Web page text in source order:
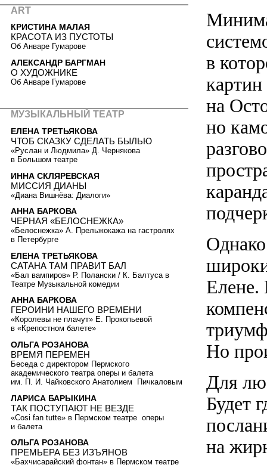
в
на
но
Елене.
Но
Для
Будет
на
ART
КРИСТИНА МАЛАЯ
КРАСОТА ИЗ ПУСТОТЫ
Об Анваре Гумарове
АЛЕКСАНДР БАРГМАН
О ХУДОЖНИКЕ
Об Анваре Гумарове
МУЗЫКАЛЬНЫЙ ТЕАТР
ЕЛЕНА ТРЕТЬЯКОВА
ЧТОБ СКАЗКУ СДЕЛАТЬ БЫЛЬЮ
«Руслан и Людмила» Д. Чернякова
в Большом театре
ИННА СКЛЯРЕВСКАЯ
МИССИЯ ДИАНЫ
«Диана Вишнёва: Диалоги»
АННА БАРКОВА
ЧЕРНАЯ «БЕЛОСНЕЖКА»
«Белоснежка» А. Прельжокажа на гастролях
в Петербурге
ЕЛЕНА ТРЕТЬЯКОВА
САТАНА ТАМ ПРАВИТ БАЛ
«Бал вампиров» Р. Полански / К. Балтуса в
Театре Музыкальной комедии
АННА БАРКОВА
ГЕРОИНИ НАШЕГО ВРЕМЕНИ
«Королевы не плачут» Е. Прокопьевой
в «Крепостном балете»
ОЛЬГА РОЗАНОВА
ВРЕМЯ ПЕРЕМЕН
Беседа с директором Пермского
академического театра оперы и балета
им. П. И. Чайковского Анатолием Пичкаловым
ЛАРИСА БАРЫКИНА
ТАК ПОСТУПАЮТ НЕ ВЕЗДЕ
«Cosi fan tutte» в Пермском театре оперы
и балета
ОЛЬГА РОЗАНОВА
ПРЕМЬЕРА БЕЗ ИЗЪЯНОВ
«Бахчисарайский фонтан» в Пермском театре